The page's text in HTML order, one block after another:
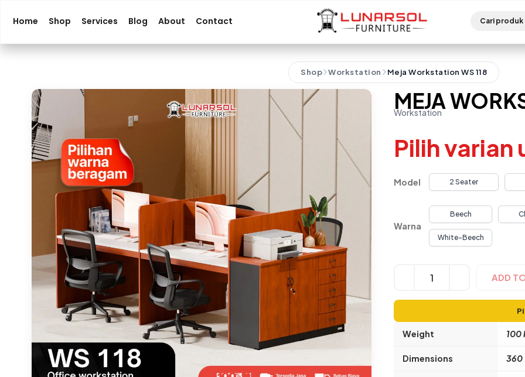
Home Shop Services Blog About Contact
Shop Workstation Meja Workstation WS 118
MEJA
Workstation
Pilih varian
Model 2 Seater
Warna
Beech
White-Beech
ADD
Weight 100
Dimensions 360